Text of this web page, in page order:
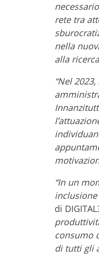
rete tra
nella
alla
“Nel
“In un
inclusione
di
consumo
di tutti gli